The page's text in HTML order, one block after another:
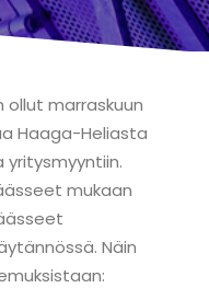
marraskuun
Haaga-Heliasta
mukaan
Näin